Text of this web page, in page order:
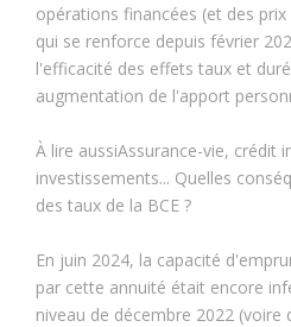
opérations financées (et des
qui se renforce depuis février
l'efficacité des effets taux et
augmentation de l'apport
À lire aussiAssurance-vie, crédit
investissements... Quelles
des taux de la BCE ?
En juin 2024, la capacité
par cette annuité était encore
niveau de décembre 2022 (voire